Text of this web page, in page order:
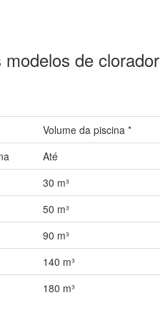
de clorador
Volume da piscina *
Até
30 m³
50 m³
90 m³
140 m³
180 m³